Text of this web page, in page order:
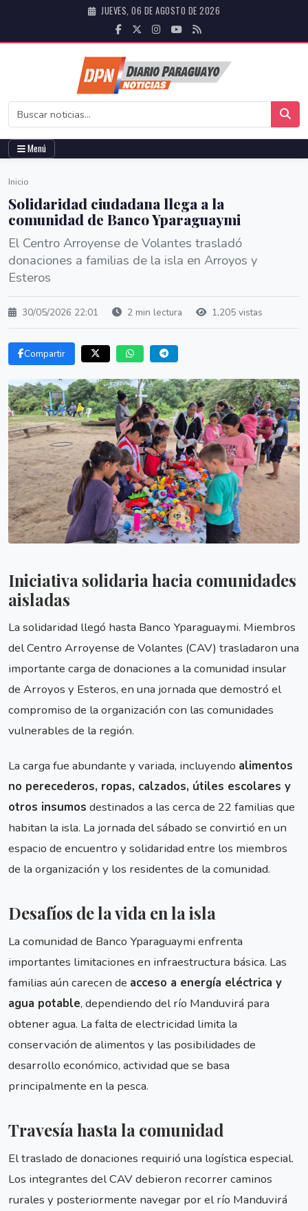
JUEVES, 06 DE AGOSTO DE 2026
Menú
Inicio
Solidaridad ciudadana llega a la
comunidad de Banco Yparaguaymi
El Centro Arroyense de Volantes trasladó
donaciones a familias de la isla en Arroyos y
Esteros
30/05/2026 22:01 2 min lectura 1,205 vistas
Compartir
Iniciativa solidaria hacia comunidades
aisladas
La solidaridad llegó hasta Banco Yparaguaymi. Miembros
del Centro Arroyense de Volantes (CAV) trasladaron una
importante carga de donaciones a la comunidad insular
de Arroyos y Esteros, en una jornada que demostró el
compromiso de la organización con las comunidades
vulnerables de la región.
La carga fue abundante y variada, incluyendo alimentos
no perecederos, ropas, calzados, útiles escolares y
otros insumos destinados a las cerca de 22 familias que
habitan la isla. La jornada del sábado se convirtió en un
espacio de encuentro y solidaridad entre los miembros
de la organización y los residentes de la comunidad.
Desafíos de la vida en la isla
La comunidad de Banco Yparaguaymi enfrenta
importantes limitaciones en infraestructura básica. Las
familias aún carecen de acceso a energía eléctrica y
agua potable, dependiendo del río Manduvirá para
obtener agua. La falta de electricidad limita la
conservación de alimentos y las posibilidades de
desarrollo económico, actividad que se basa
principalmente en la pesca.
Travesía hasta la comunidad
El traslado de donaciones requirió una logística especial.
Los integrantes del CAV debieron recorrer caminos
rurales y posteriormente navegar por el río Manduvirá